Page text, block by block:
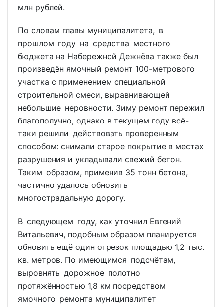
млн рублей.
По словам главы муниципалитета, в
прошлом году на средства местного
бюджета на Набережной Дежнёва также был
произведён ямочный ремонт 100-метрового
участка с применением специальной
строительной смеси, выравнивающей
небольшие неровности. Зиму ремонт пережил
благополучно, однако в текущем году всё-
таки решили действовать проверенным
способом: снимали старое покрытие в местах
разрушения и укладывали свежий бетон.
Таким образом, применив 35 тонн бетона,
частично удалось обновить
многострадальную дорогу.
В следующем году, как уточнил Евгений
Витальевич, подобным образом планируется
обновить ещё один отрезок площадью 1,2 тыс.
кв. метров. По имеющимся подсчётам,
выровнять дорожное полотно
протяжённостью 1,8 км посредством
ямочного ремонта муниципалитет